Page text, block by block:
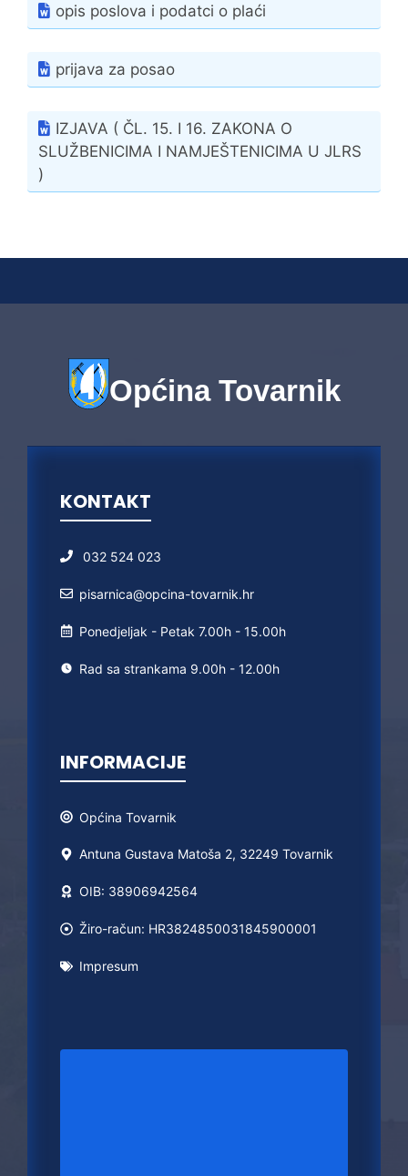
opis poslova i podatci o plaći
prijava za posao
IZJAVA ( ČL. 15. I 16. ZAKONA O
SLUŽBENICIMA I NAMJEŠTENICIMA U JLRS
)
Općina Tovarnik
KONTAKT
032 524 023
pisarnica@opcina-tovarnik.hr
Ponedjeljak - Petak 7.00h - 15.00h
Rad sa strankama 9.00h - 12.00h
INFORMACIJE
Općina Tovarnik
Antuna Gustava Matoša 2, 32249 Tovarnik
OIB: 38906942564
Žiro-račun: HR3824850031845900001
Impresum